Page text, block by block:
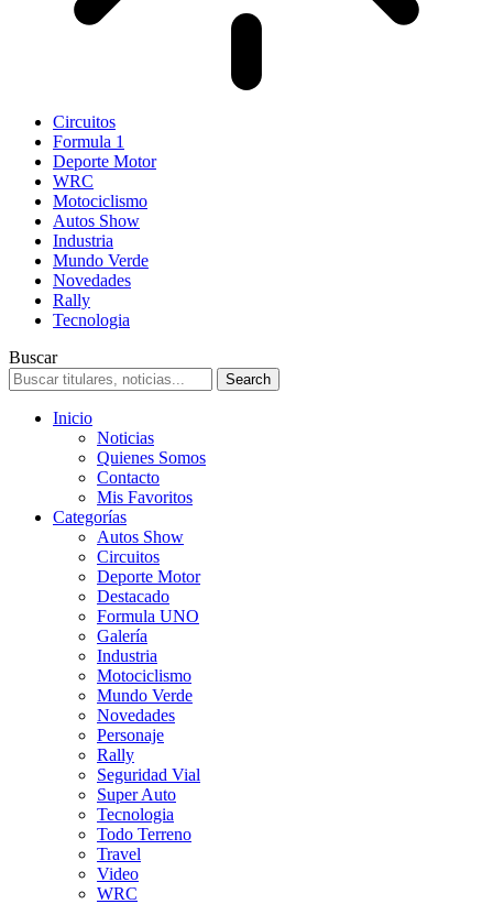
Circuitos
Formula 1
Deporte Motor
WRC
Motociclismo
Autos Show
Industria
Mundo Verde
Novedades
Rally
Tecnologia
Buscar
Inicio
Noticias
Quienes Somos
Contacto
Mis Favoritos
Categorías
Autos Show
Circuitos
Deporte Motor
Destacado
Formula UNO
Galería
Industria
Motociclismo
Mundo Verde
Novedades
Personaje
Rally
Seguridad Vial
Super Auto
Tecnologia
Todo Terreno
Travel
Video
WRC